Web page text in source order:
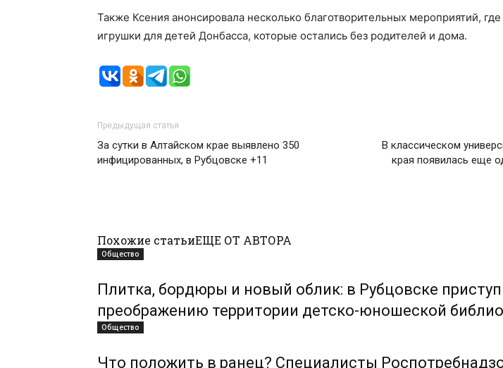
Также Ксения анонсировала несколько благотворительных мероприятий,
игрушки для детей Донбасса, которые остались без родителей и дома.
Предыдущая статья
За сутки в Алтайском крае выявлено 350
инфицированных, в Рубцовске +11
В классическом
края появилась еще
Похожие статьиЕЩЕ ОТ АВТОРА
Общество
Плитка, бордюры и новый облик: в Рубцовске
преображению территории детско-юношеской
Общество
Что положить в ранец? Специалисты